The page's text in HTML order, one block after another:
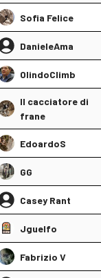
Sofia Felice
DanieleAma
OlindoClimb
Il cacciatore di
frane
EdoardoS
GG
Casey Rant
Jguelfo
Fabrizio V